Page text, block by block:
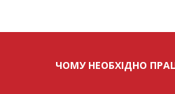
ЧОМУ НЕОБХІДНО